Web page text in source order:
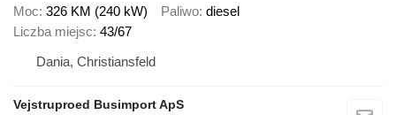
Moc 326 KM (240 kW) Paliwo diesel
Liczba miejsc 43/67
Dania, Christiansfeld
Vejstruproed Busimport ApS